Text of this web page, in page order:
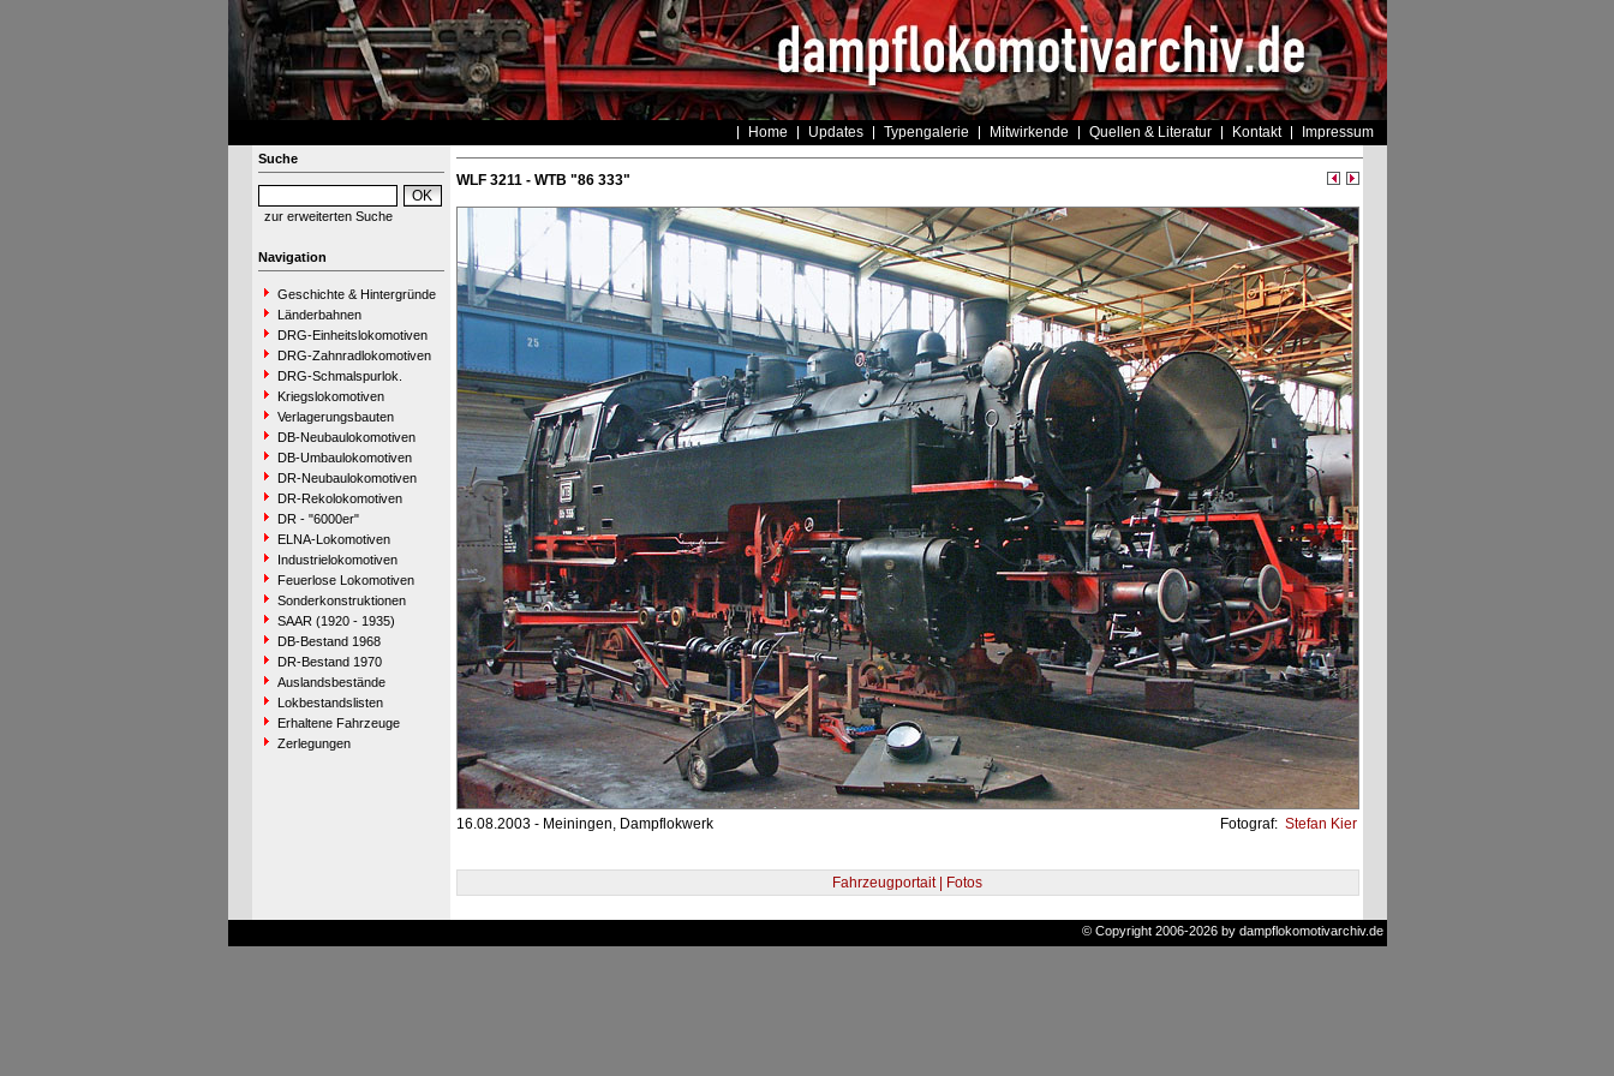
Home Updates Typengalerie Mitwirkende Quellen & Literatur Kontakt Impressum
Suche
zur erweiterten Suche
Navigation
Geschichte & Hintergründe
Länderbahnen
DRG-Einheitslokomotiven
DRG-Zahnradlokomotiven
DRG-Schmalspurlok.
Kriegslokomotiven
Verlagerungsbauten
DB-Neubaulokomotiven
DB-Umbaulokomotiven
DR-Neubaulokomotiven
DR-Rekolokomotiven
DR - "6000er"
ELNA-Lokomotiven
Industrielokomotiven
Feuerlose Lokomotiven
Sonderkonstruktionen
SAAR (1920 - 1935)
DB-Bestand 1968
DR-Bestand 1970
Auslandsbestände
Lokbestandslisten
Erhaltene Fahrzeuge
Zerlegungen
WLF 3211 - WTB "86 333"
16.08.2003 - Meiningen, Dampflokwerk Fotograf: Stefan Kier
Fahrzeugportait | Fotos
© Copyright 2006-2026 by dampflokomotivarchiv.de